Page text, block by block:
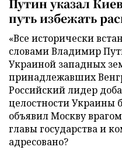
Путин указал
путь избежать
«Все исторически
словами Владимир
Украиной западных
принадлежавших
Российский лидер
целостности Украины
объявил Москву
главы государства и
адресовано?